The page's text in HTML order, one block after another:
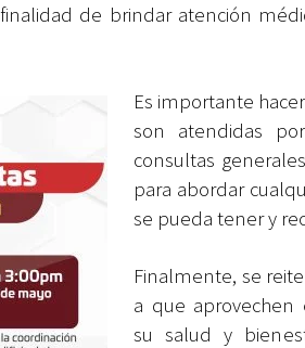
de brindar atención
Es importante
son atendidas
consultas
para abordar
se pueda tener y
Finalmente, se
a que aprovechen
su salud y